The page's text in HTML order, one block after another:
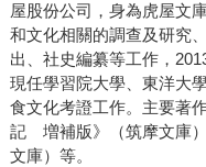
屋股份公司，身為虎屋文
和文化相關的調查及研究
出、社史編纂等工作，
現任學習院大學、東洋大
食文化考證工作。主要著
記 増補版》（筑摩文庫
文庫）等。